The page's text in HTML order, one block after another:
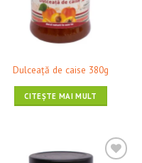
Dulceaţă de caise 380g
CITEȘTE MAI MULT